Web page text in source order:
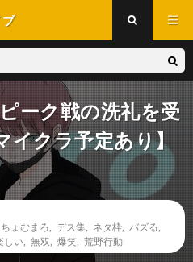
ーク戦の洗礼を受
イクラ予定あり】
ちょむまろ デス集 ネタ枠 バズる
しい 無双 爆笑 荒野行動